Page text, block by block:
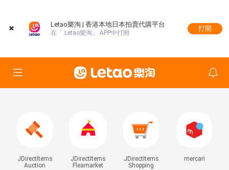
✖
Letao樂淘 | 香港本地日本拍賣代購平台
在「 Letao樂淘」 APP中打開
打開
JDirectItems
Auction
JDirectItems
Fleamarket
JDirectItems
Shopping
mercari